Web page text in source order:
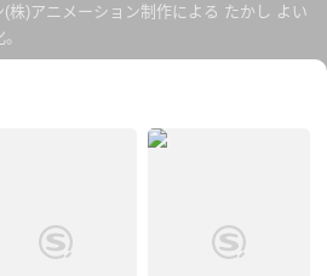
(株)アニメーション制作による たかし よい